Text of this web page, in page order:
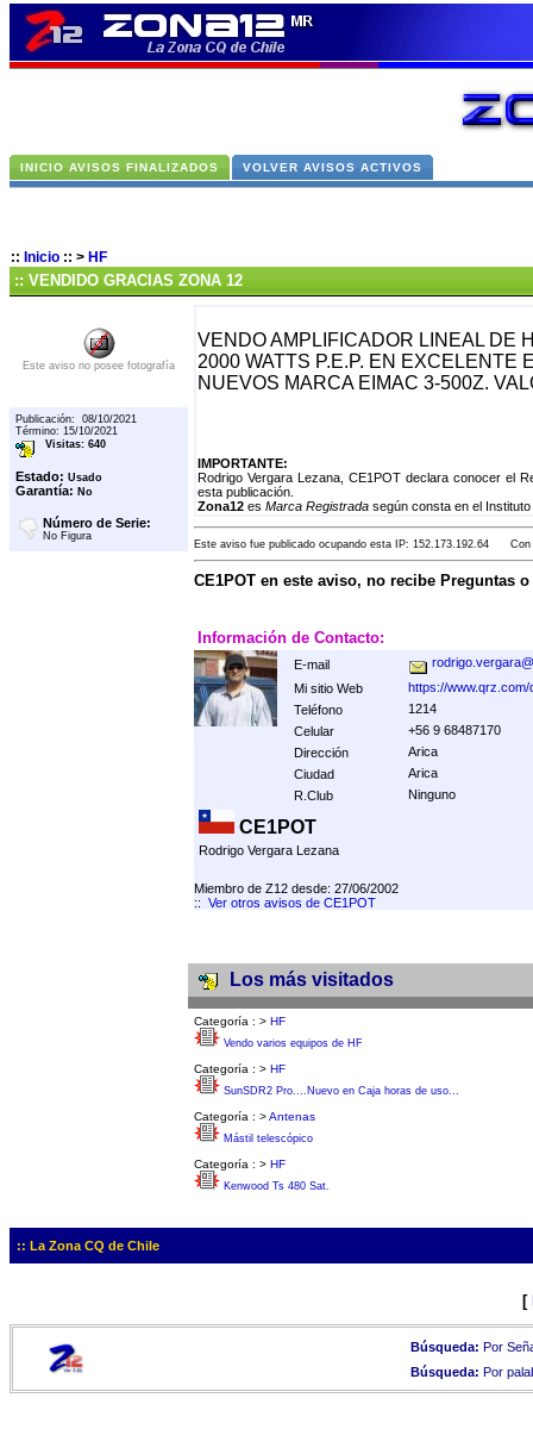
INICIO AVISOS FINALIZADOS VOLVER AVISOS ACTIVOS
:: Inicio :: > HF
:: VENDIDO GRACIAS ZONA 12
Este aviso no posee fotografía
Publicación: 08/10/2021
Término: 15/10/2021
Visitas: 640
Estado: Usado
Garantía: No
Número de Serie:
No Figura
VENDO AMPLIFICADOR LINEAL DE
2000 WATTS P.E.P. EN EXCELENTE
NUEVOS MARCA EIMAC 3-500Z.
IMPORTANTE:
Rodrigo Vergara Lezana, CE1POT declara conocer el
esta publicación.
Zona12 es Marca Registrada según consta en el
Este aviso fue publicado ocupando esta IP: 152.173.192.64 Con
CE1POT en este aviso, no recibe Preguntas
Información de Contacto:
E-mail
Mi sitio Web
https://www.qrz.com/
Teléfono
1214
Celular
+56 9 68487170
Dirección
Arica
Ciudad
Arica
R.Club
Ninguno
CE1POT
Rodrigo Vergara Lezana
Miembro de Z12 desde: 27/06/2002
:: Ver otros avisos de CE1POT
Los más visitados
Categoría : > HF
Vendo varios equipos de HF
Categoría : > HF
SunSDR2 Pro....Nuevo en Caja horas de uso...
Categoría : >Antenas
Mástil telescópico
Categoría : > HF
Kenwood Ts 480 Sat.
:: La Zona CQ de Chile
[
Búsqueda: Por
Búsqueda: Por